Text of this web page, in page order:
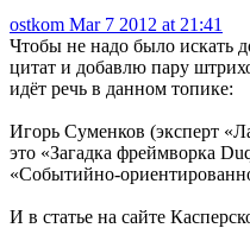
ostkom Mar 7 2012 at 21:41
Чтобы не надо было искать
цитат и добавлю пару
идёт речь в данном топике:
Игорь Суменков (эксперт
это «Загадка фреймворка
«Событийно-
И в статье на сайте